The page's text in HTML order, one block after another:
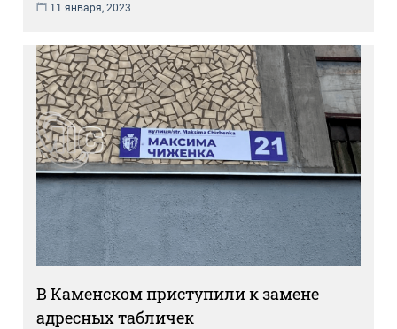
11 января, 2023
В Каменском приступили к замене
адресных табличек